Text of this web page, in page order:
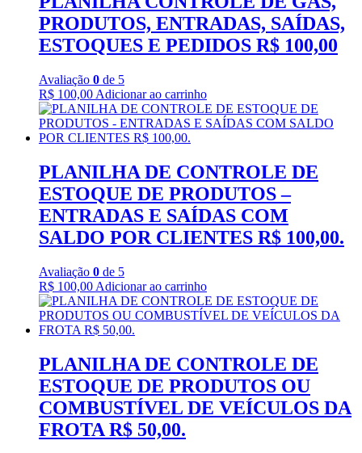
PRODUTOS, ENTRADAS, SAÍDAS,
ESTOQUES E PEDIDOS R$ 100,00
Avaliação 0 de 5
R$ 100,00 Adicionar ao carrinho
PLANILHA DE CONTROLE DE
ESTOQUE DE PRODUTOS –
ENTRADAS E SAÍDAS COM
SALDO POR CLIENTES R$ 100,00.
Avaliação 0 de 5
R$ 100,00 Adicionar ao carrinho
PLANILHA DE CONTROLE DE
ESTOQUE DE PRODUTOS OU
COMBUSTÍVEL DE VEÍCULOS DA
FROTA R$ 50,00.